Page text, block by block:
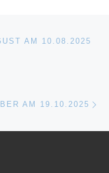
AM 10.08.2025
AM 19.10.2025